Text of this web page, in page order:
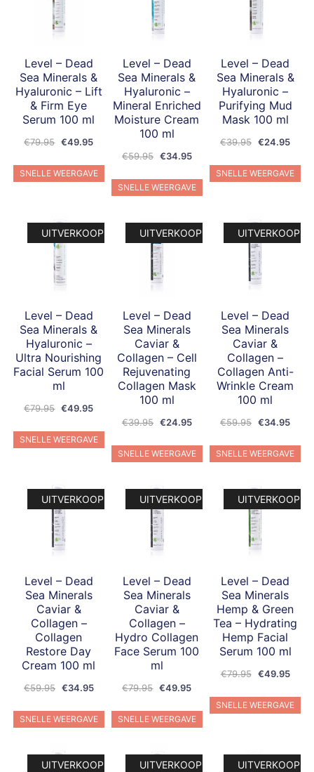
Level – Dead
Sea Minerals &
Hyaluronic – Lift
& Firm Eye
Serum 100 ml
€79.95 Oorspronkelijke
was:
€79.95.
€49.95Huidige
is:
€49.95.
SNELLE WEERGAVE
Level – Dead
Sea Minerals &
Hyaluronic –
Mineral Enriched
Moisture Cream
100 ml
€59.95 Oorspronkelijke
was:
€59.95.
€34.95Huidige
is:
€34.95.
SNELLE WEERGAVE
Level – Dead
Sea Minerals &
Hyaluronic –
Purifying Mud
Mask 100 ml
€39.95
was:
€39.95.
€24.95
is:
SNELLE WEERGAVE
UITVERKOOP!
Level – Dead
Sea Minerals &
Hyaluronic –
Ultra Nourishing
Facial Serum 100
ml
€79.95 Oorspronkelijke
was:
€79.95.
€49.95Huidige
is:
€49.95.
SNELLE WEERGAVE
UITVERKOOP!
Level – Dead
Sea Minerals
Caviar &
Collagen – Cell
Rejuvenating
Collagen Mask
100 ml
€39.95 Oorspronkelijke
was:
€39.95.
€24.95Huidige
is:
€24.95.
SNELLE WEERGAVE
UITVERKOOP!
Level – Dead
Sea Minerals
Caviar &
Collagen –
Collagen Anti-
Wrinkle Cream
100 ml
€59.95
was:
€59.95.
€34.95
is:
SNELLE WEERGAVE
UITVERKOOP!
Level – Dead
Sea Minerals
Caviar &
Collagen –
Collagen
Restore Day
Cream 100 ml
€59.95 Oorspronkelijke
was:
€59.95.
€34.95Huidige
is:
€34.95.
SNELLE WEERGAVE
UITVERKOOP!
Level – Dead
Sea Minerals
Caviar &
Collagen –
Hydro Collagen
Face Serum 100
ml
€79.95 Oorspronkelijke
was:
€79.95.
€49.95Huidige
is:
€49.95.
SNELLE WEERGAVE
UITVERKOOP!
Level – Dead
Sea Minerals
Hemp & Green
Tea – Hydrating
Hemp Facial
Serum 100 ml
€79.95
was:
€79.95.
€49.95
is:
SNELLE WEERGAVE
UITVERKOOP! UITVERKOOP! UITVERKOOP!